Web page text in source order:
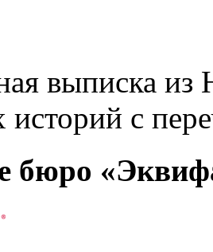
выписка из
историй с
бюро